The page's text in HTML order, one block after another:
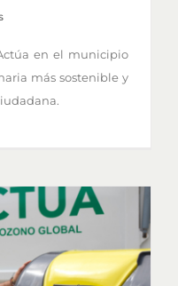
en el municipio
más sostenible y